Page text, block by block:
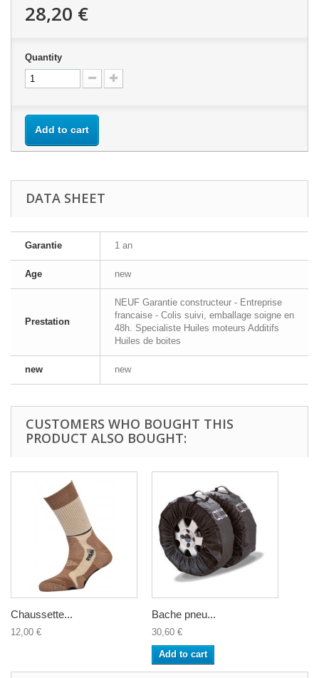
28,20 €
Quantity
Add to cart
DATA SHEET
Garantie 1 an
Age new
Prestation
NEUF Garantie constructeur - Entreprise
francaise - Colis suivi, emballage soigne en
48h. Specialiste Huiles moteurs Additifs
Huiles de boites
new new
CUSTOMERS WHO BOUGHT THIS
PRODUCT ALSO BOUGHT:
Chaussette...
12,00 €
Bache pneu...
30,60 €
Add to cart